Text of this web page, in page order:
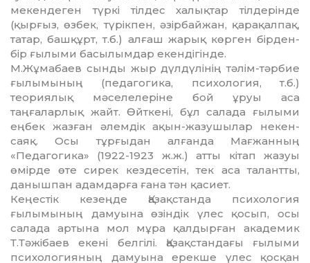
ме­кендеген түркі тілдес халықтар ­тіл­де­рінде
(қырғыз, өзбек, түрікпен, әзір­бай­жан, қарақалпақ,
татар, башқұрт, т.б.) ал­ғаш жарық көрген бірден-
бір ғылыми ба­сылымдар екендігінде.
М.Жұмабаев сынды жыр дүлдүлінің тә­лім-тәрбие
ғылымының (педагогика, пси­хология, т.б.)
теориялық мәселелеріне бой ұруы аса
таңғаларлық жайт. Өйткені, бұл салада ғылыми
еңбек жазған әлемдік ақын-жазушылар некен-
саяқ. Осы тұр­ғыдан алғанда Мағжанның
«Педагогика» (1922-1923 ж.ж.) атты кітап жазуы
өмірде өте сирек кездесетін, тек аса талантты,
данышпан адамдарға ғана тән қасиет.
Кеңестік кезеңде Қазақстанда психология
ғылымының дамуына өзіндік үлес қо­сып, осы
салада артына мол мұра қал­дырған академик
Т.Тәжібаев екені бел­гілі. Қазақстандағы ғылыми
психология­ның дамуына ерекше үлес қосқан